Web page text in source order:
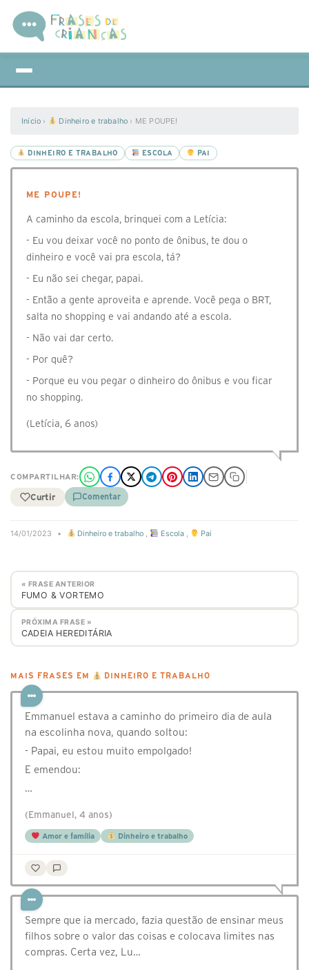
Início › Dinheiro e trabalho › ME POUPE!
DINHEIRO E TRABALHO ESCOLA PAI
ME POUPE!
A caminho da escola, brinquei com a Letícia:
- Eu vou deixar você no ponto de ônibus, te dou o
dinheiro e você vai pra escola, tá?
- Eu não sei chegar, papai.
- Então a gente aproveita e aprende. Você pega o BRT,
salta no shopping e vai andando até a escola.
- Não vai dar certo.
- Por quê?
- Porque eu vou pegar o dinheiro do ônibus e vou ficar
no shopping.
(Letícia, 6 anos)
COMPARTILHAR:
Curtir Comentar
14/01/2023 • Dinheiro e trabalho , Escola, Pai
« FRASE ANTERIOR
FUMO & VORTEMO
PRÓXIMA FRASE »
CADEIA HEREDITÁRIA
MAIS FRASES EM DINHEIRO E TRABALHO
Emmanuel estava a caminho do primeiro dia de aula
na escolinha nova, quando soltou:
- Papai, eu estou muito empolgado!
E emendou:
…
(Emmanuel, 4 anos)
Amor e família Dinheiro e trabalho
Sempre que ia mercado, fazia questão de ensinar meus
filhos sobre o valor das coisas e colocava limites nas
compras. Certa vez, Lu…